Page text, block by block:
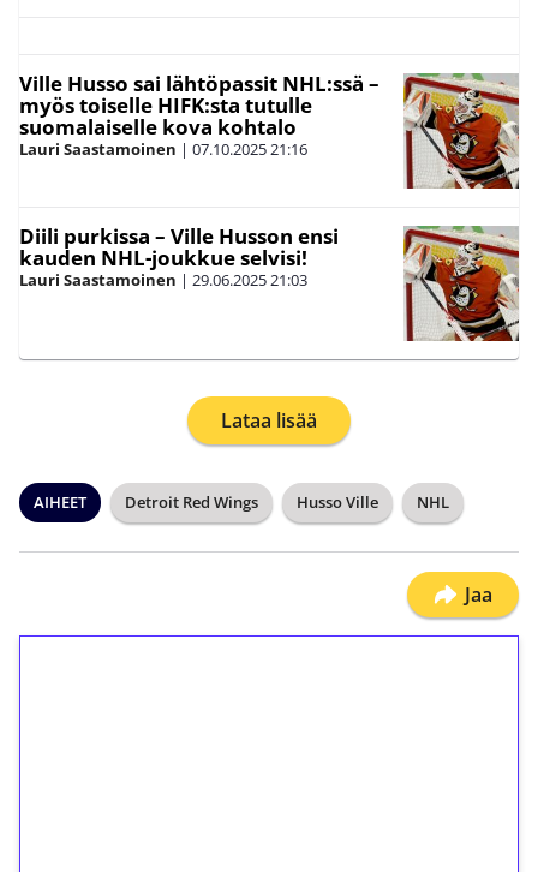
Ville Husso sai lähtöpassit NHL:ssä –
myös toiselle HIFK:sta tutulle
suomalaiselle kova kohtalo
Lauri Saastamoinen | 07.10.202521:16
Diili purkissa – Ville Husson ensi
kauden NHL-joukkue selvisi!
Lauri Saastamoinen | 29.06.202521:03
Lataa lisää
AIHEET Detroit Red Wings Husso Ville NHL
Jaa